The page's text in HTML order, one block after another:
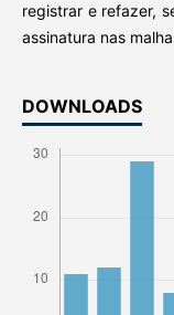
registrar e refazer,
assinatura nas
DOWNLOADS